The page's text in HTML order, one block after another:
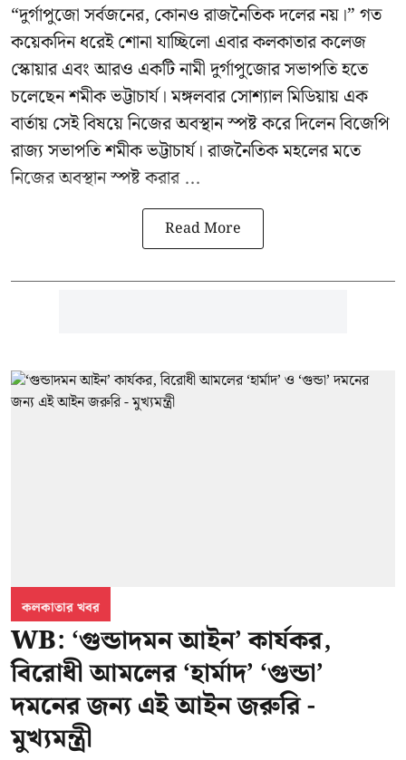
“দুর্গাপুজো সর্বজনের, কোনও রাজনৈতিক দলের নয়।” গত
কয়েকদিন ধরেই শোনা যাচ্ছিলো এবার কলকাতার কলেজ
স্কোয়ার এবং আরও একটি নামী দুর্গাপুজোর সভাপতি হতে
চলেছেনশমীক ভট্টাচার্য। মঙ্গলবার সোশ্যাল মিডিয়ায় এক
বার্তায় সেই বিষয়ে নিজের অবস্থান স্পষ্ট করে দিলেন বিজেপি
রাজ্য সভাপতি শমীক ভট্টাচার্য। রাজনৈতিক মহলের মতে
নিজের অবস্থান স্পষ্ট করার ...
Read More
কলকাতার খবর
WB: ‘গুন্ডাদমন আইন’ কার্যকর,
বিরোধী আমলের ‘হার্মাদ’ ‘গুন্ডা’
দমনের জন্য এই আইন জরুরি -
মুখ্যমন্ত্রী